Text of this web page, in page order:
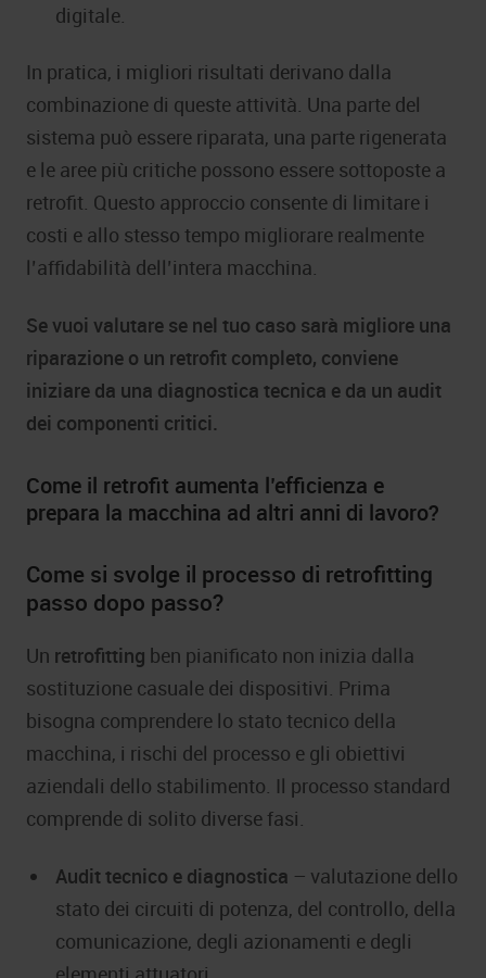
digitale.
In pratica, i migliori risultati derivano dalla
combinazione di queste attività. Una parte del
sistema può essere riparata, una parte rigenerata
e le aree più critiche possono essere sottoposte a
retrofit. Questo approccio consente di limitare i
costi e allo stesso tempo migliorare realmente
l’affidabilità dell’intera macchina.
Se vuoi valutare se nel tuo caso sarà migliore una
riparazione o un retrofit completo, conviene
iniziare da una diagnostica tecnica e da un audit
dei componenti critici.
Come il retrofit aumenta l’efficienza e
prepara la macchina ad altri anni di lavoro?
Come si svolge il processo di retrofitting
passo dopo passo?
Un retrofitting ben pianificato non inizia dalla
sostituzione casuale dei dispositivi. Prima
bisogna comprendere lo stato tecnico della
macchina, i rischi del processo e gli obiettivi
aziendali dello stabilimento. Il processo standard
comprende di solito diverse fasi.
Audit tecnico e diagnostica – valutazione dello
stato dei circuiti di potenza, del controllo, della
comunicazione, degli azionamenti e degli